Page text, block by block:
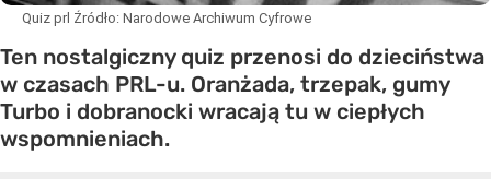
Quiz prl Źródło: Narodowe Archiwum Cyfrowe
Ten nostalgiczny quiz przenosi do dzieciństwa
w czasach PRL-u. Oranżada, trzepak, gumy
Turbo i dobranocki wracają tu w ciepłych
wspomnieniach.